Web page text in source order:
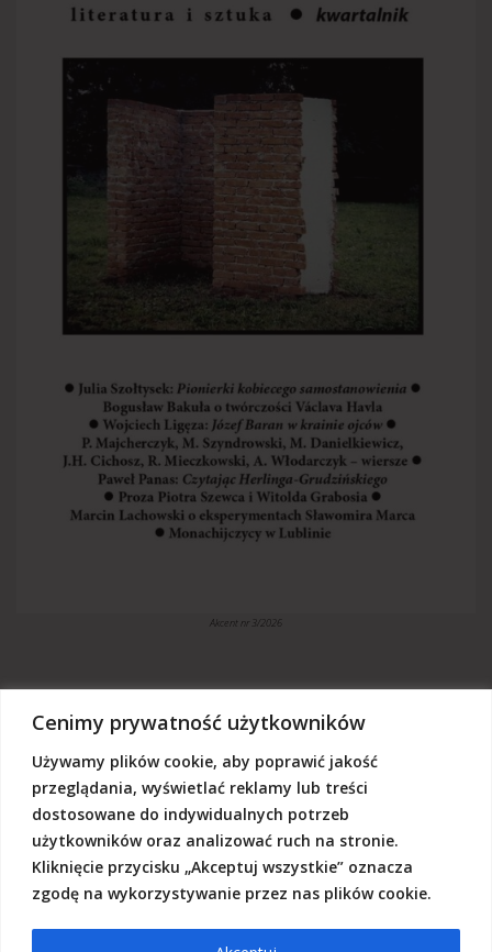
Cenimy prywatność użytkowników
Używamy plików cookie, aby poprawić jakość
przeglądania, wyświetlać reklamy lub treści
dostosowane do indywidualnych potrzeb
użytkowników oraz analizować ruch na stronie.
Kliknięcie przycisku „Akceptuj wszystkie” oznacza
zgodę na wykorzystywanie przez nas plików cookie.
Akcent nr 3/2026
„Akcent” jest czasopismem niezależnym, utrzymujemy się z dotacji
budżetowych oraz darowizn. Będziemy wdzięczni, jeśli zechcą nas
Państwo wesprzeć dowolną kwotą.
Wschodnia Fundacja Kultury „Akcent”, ul. Grodzka 3, 20-112 Lublin
Nr rachunku:50124015031111000017528667
(z dopiskiem: Darowizna na działalność statutową Wschodniej
Fundacji Kultury Akcent w sferze pożytku publicznego)